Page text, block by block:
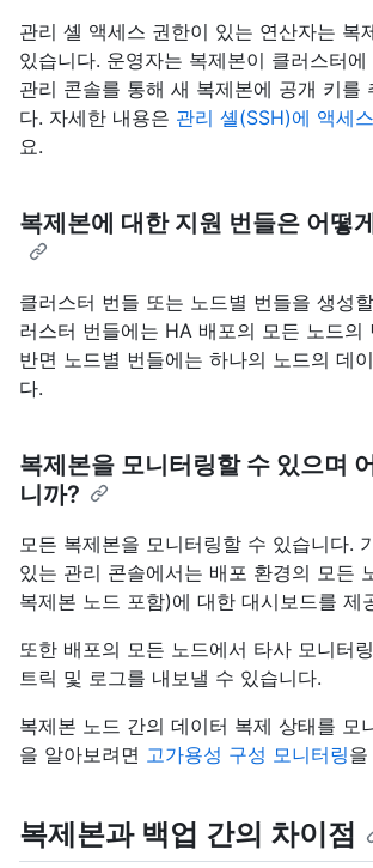
관리 셸 액세스 권한이 있는 연산자는 복
있습니다. 운영자는 복제본이 클러스터에
관리 콘솔를 통해 새 복제본에 공개 키를
다. 자세한 내용은 관리 셸(SSH)에 액세스
요.
복제본에 대한 지원 번들은 어떻
클러스터 번들 또는 노드별 번들을 생성
러스터 번들에는 HA 배포의 모든 노드의
반면 노드별 번들에는 하나의 노드의 데
다.
복제본을 모니터링할 수 있으며
니까?
모든 복제본을 모니터링할 수 있습니다.
있는 관리 콘솔에서는 배포 환경의 모든
복제본 노드 포함)에 대한 대시보드를 제
또한 배포의 모든 노드에서 타사 모니터
트릭 및 로그를 내보낼 수 있습니다.
복제본 노드 간의 데이터 복제 상태를 모
을 알아보려면 고가용성 구성 모니터링
복제본과 백업 간의 차이점